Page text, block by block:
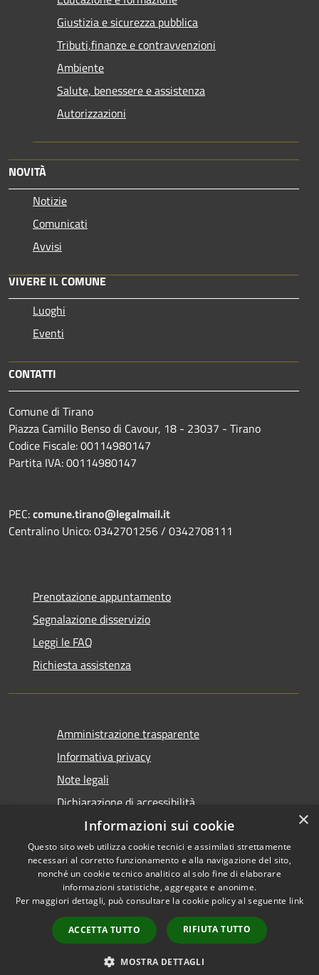
Giustizia e sicurezza pubblica
Tributi,finanze e contravvenzioni
Ambiente
Salute, benessere e assistenza
Autorizzazioni
NOVITÀ
Notizie
Comunicati
Avvisi
VIVERE IL COMUNE
Luoghi
Eventi
CONTATTI
Comune di Tirano
Piazza Camillo Benso di Cavour, 18 - 23037 - Tirano
Codice Fiscale: 00114980147
Partita IVA: 00114980147
PEC:comune.tirano@legalmail.it
Centralino Unico: 0342701256 / 0342708111
Prenotazione appuntamento
Segnalazione disservizio
Leggi le FAQ
Richiesta assistenza
Amministrazione trasparente
Informativa privacy
Note legali
Dichiarazione di accessibilità
Accessibilità
Copyright © 2026 • Comune di
Tirano • Powered by
Municipium•
Accesso
redazione
×
Informazioni sui cookie
Questo sito web utilizza cookie tecnici e assimilati strettamente
necessari al corretto funzionamento e alla navigazione del sito,
nonché un cookie tecnico analitico al solo fine di elaborare
informazioni statistiche, aggregate e anonime.
Per maggiori dettagli, può consultare la cookie policy al seguente link
ACCETTA TUTTO RIFIUTA TUTTO
MOSTRA DETTAGLI